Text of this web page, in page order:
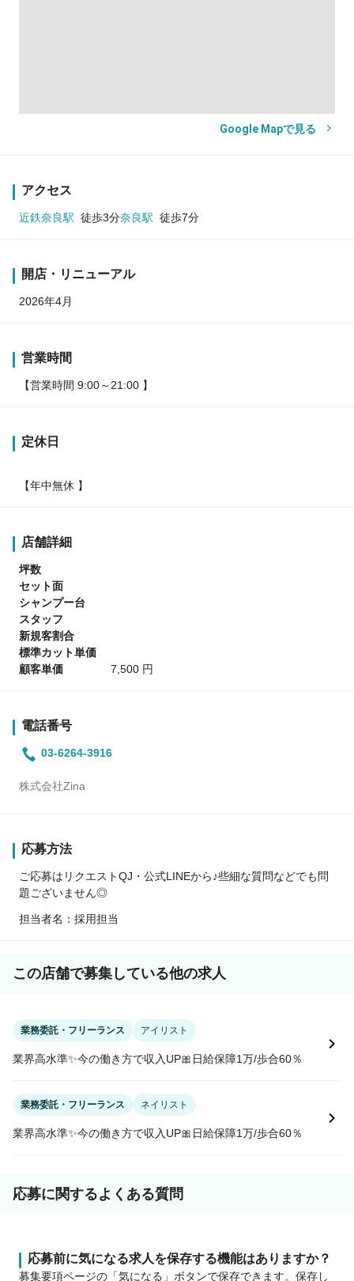
Google Mapで見る
アクセス
近鉄奈良駅 徒歩3分奈良駅 徒歩7分
開店・リニューアル
2026年4月
営業時間
【営業時間 9:00～21:00 】
定休日
【年中無休 】
店舗詳細
坪数
セット面
シャンプー台
スタッフ
新規客割合
標準カット単価
顧客単価
7,500 円
電話番号
03-6264-3916
株式会社Zina
応募方法
ご応募はリクエストQJ・公式LINEから♪些細な質問などでも問
題ございません◎
担当者名：採用担当
この店舗で募集している他の求人
業務委託・フリーランス アイリスト
業界高水準✨今の働き方で収入UP🎀日給保障1万/歩合60％
業務委託・フリーランス ネイリスト
業界高水準✨今の働き方で収入UP🎀日給保障1万/歩合60％
応募に関するよくある質問
応募前に気になる求人を保存する機能はありますか？
募集要項ページの「気になる」ボタンで保存できます。保存し